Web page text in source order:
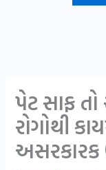
પેટ સાફ તો
રોગોથી